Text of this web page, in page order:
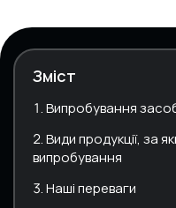
Зміст
Випробування
Види продукції, за
випробування
Наші переваги